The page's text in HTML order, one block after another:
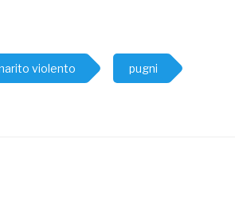
violento pugni